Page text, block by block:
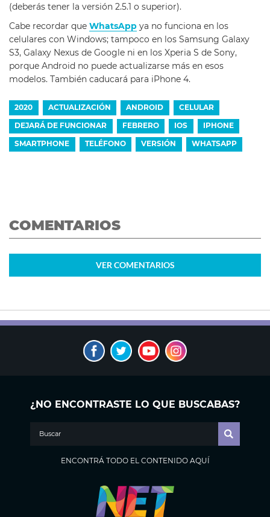
(deberás tener la versión 2.5.1 o superior).
Cabe recordar que WhatsApp ya no funciona en los
celulares con Windows; tampoco en los Samsung Galaxy
S3, Galaxy Nexus de Google ni en los Xperia S de Sony,
porque Android no puede actualizarse más en esos
modelos. También caducará para iPhone 4.
2020 ACTUALIZACIÓN ANDROID CELULAR
DEJARÁ DE FUNCIONAR FEBRERO IOS IPHONE
SMARTPHONE TELÉFONO VERSIÓN WHATSAPP
COMENTARIOS
VER COMENTARIOS
¿NO ENCONTRASTE LO QUE BUSCABAS?
ENCONTRÁ TODO EL CONTENIDO AQUÍ